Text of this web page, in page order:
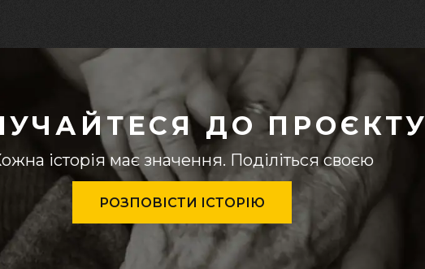
ДО ПРОЄКТУ
історія має значення. Поділіться своєю
РОЗПОВІСТИ ІСТОРІЮ